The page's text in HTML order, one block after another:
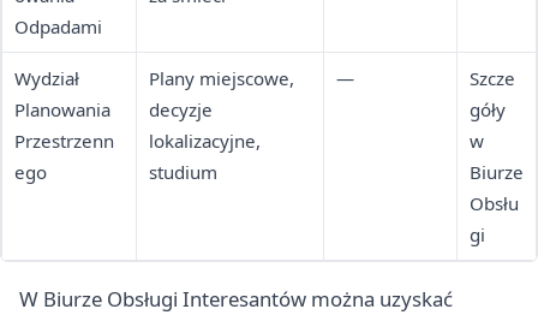
Odpadami
Wydział
Planowania
Przestrzenn
ego
Plany miejscowe,
decyzje
lokalizacyjne,
studium
—
Szcze
góły
w
Biurze
Obsłu
gi
W Biurze Obsługi Interesantów można uzyskać